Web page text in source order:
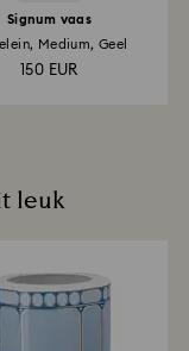
Signum vaas
Medium, Geel
150 EUR
leuk